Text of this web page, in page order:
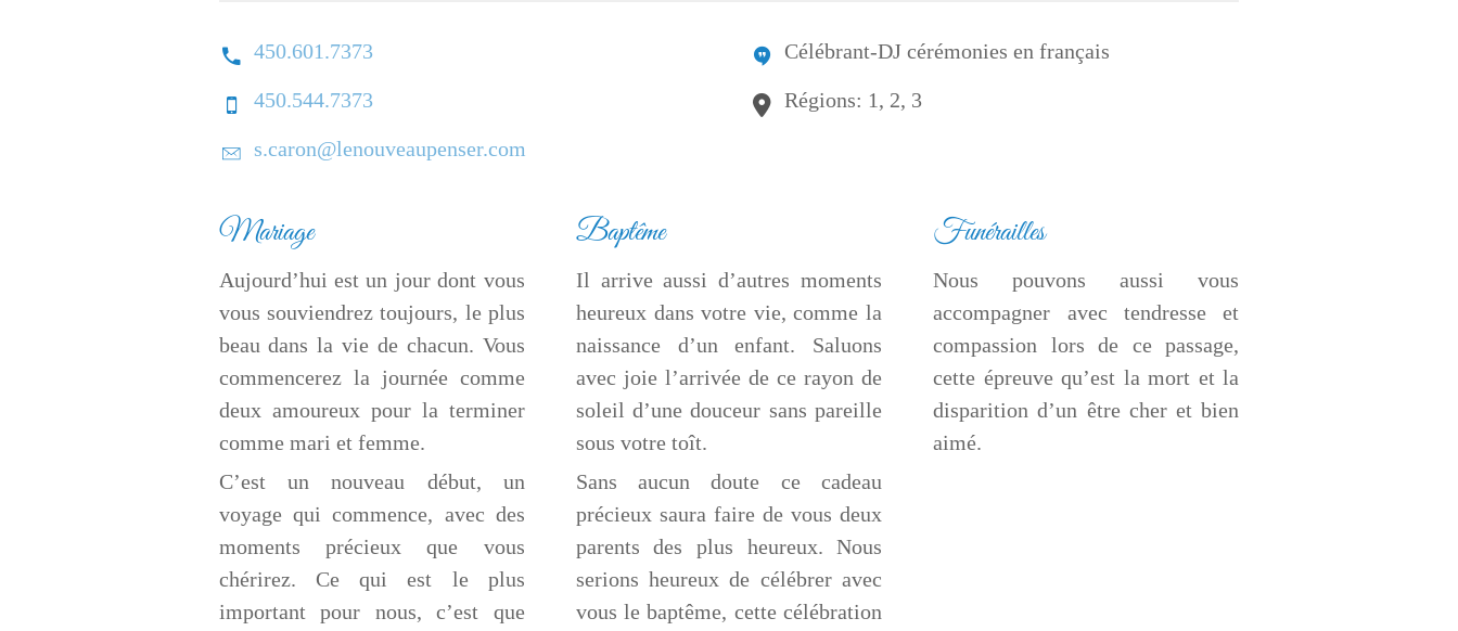
450.601.7373
450.544.7373
s.caron@lenouveaupenser.com
Célébrant-DJ cérémonies en français
Régions: 1, 2, 3
Mariage
Aujourd’hui est un jour dont vous
vous souviendrez toujours, le plus
beau dans la vie de chacun. Vous
commencerez la journée comme
deux amoureux pour la terminer
comme mari et femme.
C’est un nouveau début, un
voyage qui commence, avec des
moments précieux que vous
chérirez. Ce qui est le plus
important pour nous, c’est que
Baptême
Il arrive aussi d’autres moments
heureux dans votre vie, comme la
naissance d’un enfant. Saluons
avec joie l’arrivée de ce rayon de
soleil d’une douceur sans pareille
sous votre toît.
Sans aucun doute ce cadeau
précieux saura faire de vous deux
parents des plus heureux. Nous
serions heureux de célébrer avec
vous le baptême, cette célébration
Funérailles
Nous pouvons aussi vous
accompagner avec tendresse et
compassion lors de ce passage,
cette épreuve qu’est la mort et la
disparition d’un être cher et bien
aimé.